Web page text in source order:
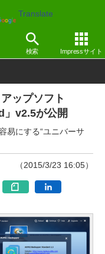
Translate
検索 Impressサイト
Windows
ップソフト
」v2.5が公開
易にする“ユニバーサ
（2015/3/23 16:05）